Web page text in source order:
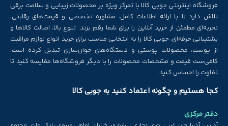
فروشگاه اینترنتی جوبی کالا با تمرکز ویژه بر محصولات زیبایی و سلامت برقی
تلاش دارد تا با ارائه اطلاعات کامل، مشاوره تخصصی و قیمت‌های رقابتی،
تجربه‌ای مطمئن از خرید آنلاین را برای شما رقم بزند. تنوع بالا، اصالت کالاها و
پشتیبانی حرفه‌ای، جوبی کالا را به انتخابی مناسب برای خرید انواع لوازم مراقبت
از پوست، محصولات پوستی و دستگاه‌های جوان‌سازی تبدیل کرده است.
کافی‌ست قیمت و مشخصات محصولات را با دیگر فروشگاه‌ها مقایسه کنید تا
تفاوت را احساس کنید.
کجا هستیم و چگونه اعتماد کنید به جوبی کالا
دفتر مرکزی